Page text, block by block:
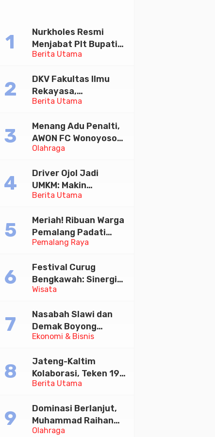
Berita Utama
Nurkholes Resmi
Menjabat Plt Bupati
Pemalang
Berita Utama
DKV Fakultas Ilmu
Rekayasa,
Universitas
Diskusi Desain
Olahraga
Menang Adu Penalti,
AWON FC Wonoyoso
Juara Bhayangkara
Berita Utama
Driver Ojol Jadi
UMKM: Makin
Sejahtera atau
Diskusi Paramadina
Pemalang Raya
Meriah! Ribuan Warga
Pemalang Padati
Kirab Festival Kamir
Wisata
Festival Curug
Bengkawah: Sinergi
Desa Sikasur dan
Memajukan Wisata
serta UMKM Lokal
Ekonomi & Bisnis
Nasabah Slawi dan
Demak Boyong
Toyota Innova Zenix
Tabungan Bima Bank
Jateng
Berita Utama
Jateng-Kaltim
Kolaborasi, Teken 19
Kerja Sama Ekonomi
Olahraga
Dominasi Berlanjut,
Muhammad Raihan
Fadila Sabet Emas